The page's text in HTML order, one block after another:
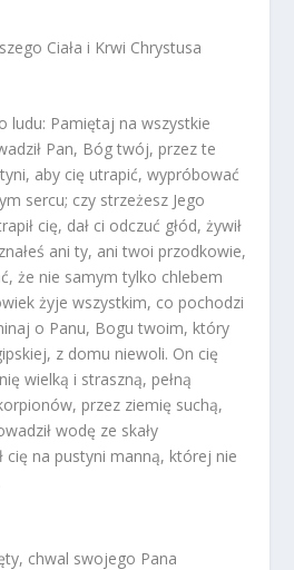
Ciała i Krwi Chrystusa
ludu: Pamiętaj na wszystkie
Pan, Bóg twój, przez te
aby cię utrapić, wypróbować
sercu; czy strzeżesz Jego
cię, dał ci odczuć głód, żywił
ani ty, ani twoi przodkowie,
że nie samym tylko chlebem
żyje wszystkim, co pochodzi
o Panu, Bogu twoim, który
z domu niewoli. On cię
wielką i straszną, pełną
przez ziemię suchą,
wodę ze skały
cię na pustyni manną, której nie
chwal swojego Pana